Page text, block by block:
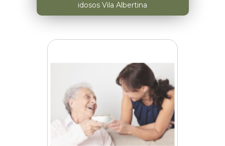
idosos Vila Albertina